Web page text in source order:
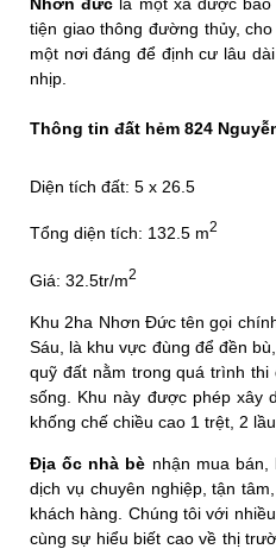
tiện giao thông đường thủy,
một nơi đáng để định cư lâu
nhịp.
Thông tin đất hẻm 824
Diện tích đất: 5 x 26.5
Tổng diện tích: 132.5 m2
Giá: 32.5tr/m2
Khu 2ha Nhơn Đức tên gọi
Sáu, là khu vực đùng để đền
quỹ đất nằm trong quá trình
sống. Khu này được phép xây
khống chế chiều cao 1 trệt, 2
Địa ốc nhà bè nhận mua bán,
dịch vụ chuyên nghiệp, tận
khách hàng. Chúng tôi với
cùng sự hiểu biết cao về thị